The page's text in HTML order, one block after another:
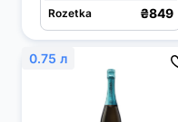
Rozetka ₴849
0.75 л